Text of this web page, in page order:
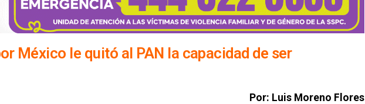
México le quitó al PAN la capacidad de ser
Por: Luis Moreno Flores